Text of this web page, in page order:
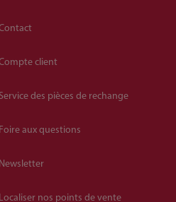
client
Service des pièces de rechange
Foire aux questions
Newsletter
Localiser nos points de vente